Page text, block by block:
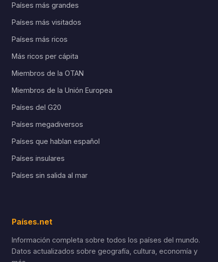
Países más grandes
Países más visitados
Países más ricos
Más ricos per cápita
Miembros de la OTAN
Miembros de la Unión Europea
Países del G20
Países megadiversos
Países que hablan español
Países insulares
Países sin salida al mar
Países.net
Información completa sobre todos los países del mundo.
Datos actualizados sobre geografía, cultura, economía y